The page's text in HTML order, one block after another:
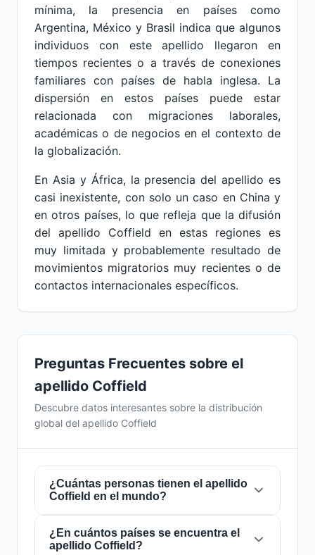
mínima, la presencia en países como
Argentina, México y Brasil indica que algunos
individuos con este apellido llegaron en
tiempos recientes o a través de conexiones
familiares con países de habla inglesa. La
dispersión en estos países puede estar
relacionada con migraciones laborales,
académicas o de negocios en el contexto de
la globalización.
En Asia y África, la presencia del apellido es
casi inexistente, con solo un caso en China y
en otros países, lo que refleja que la difusión
del apellido Coffield en estas regiones es
muy limitada y probablemente resultado de
movimientos migratorios muy recientes o de
contactos internacionales específicos.
Preguntas Frecuentes sobre el
apellido Coffield
Descubre datos interesantes sobre la distribución
global del apellido Coffield
¿Cuántas personas tienen el apellido
Coffield en el mundo?
Actualmente hay aproximadamente2.877
personascon el apellido
¿En cuántos países se encuentra el
apellido Coffield?